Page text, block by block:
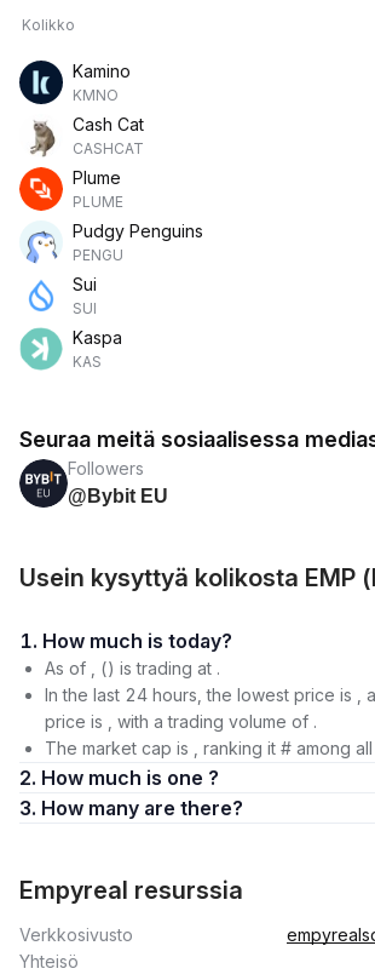
Kolikko
Kamino
KMNO
Cash Cat
CASHCAT
Plume
PLUME
Pudgy Penguins
PENGU
Sui
SUI
Kaspa
KAS
Seuraa meitä sosiaalisessa
Followers
@Bybit EU
Usein kysyttyä kolikosta EMP
1. How much is today?
As of , () is trading at .
In the last 24 hours, the lowest price is ,
price is , with a trading volume of .
The market cap is , ranking it # among
2. How much is one ?
3. How many are there?
Empyreal resurssia
Verkkosivusto
Yhteisö